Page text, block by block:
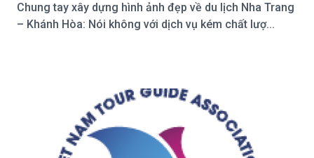
Chung tay xây dựng hình ảnh đẹp về du lịch Nha Trang
– Khánh Hòa: Nói không với dịch vụ kém chất lượ...